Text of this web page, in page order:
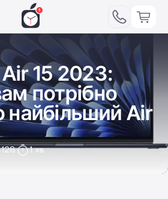
15 2023:
потрібно
найбільший Air
1 хв